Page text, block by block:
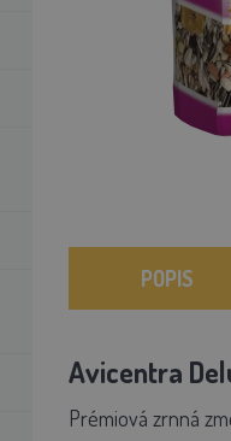
POPIS
Avicentra
Prémiová zrnná